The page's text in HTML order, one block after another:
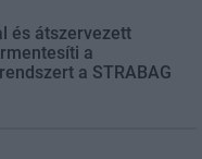
és átszervezett
a
a STRABAG